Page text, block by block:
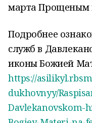
марта Прощеным
Подробнее
служб в
иконы Божией
https://
dukhovnyy/
Davlekanovskom-